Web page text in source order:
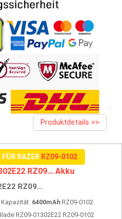
Produktdetails >>
RAZER RZ09-0102
RZ09...
Kapazität: 6400mAh RZ09-0102
RZ09-01302E22 RZ09-0102